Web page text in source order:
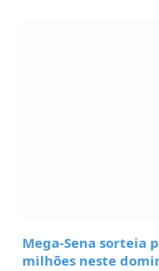
Mega-Sena sorteia
milhões neste